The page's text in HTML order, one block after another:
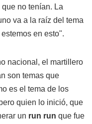
no tenían. La
va a la raíz del tema
en esto".
nacional, el martillero
son temas que
es el tema de los
quien lo inició, que
un run run que fue